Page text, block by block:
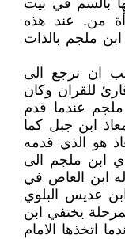
بالسم في بيت
من. عند هذه
ملجم بالذات
ان نرجع الى
للقران وكان
عندما قدم
ابن جبل كما
هو الذي قدمه
ابن ملجم الى
ابن العاص في
عديس البلوي
يختفي ابن
اتخذها الامام